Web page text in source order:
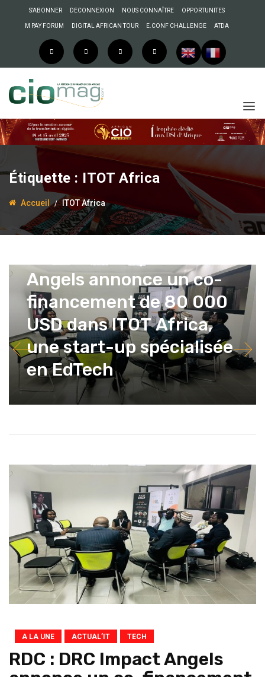
S’ABONNER DECONNEXION NOUS CONNAÎTRE OPPORTUNITES
M PAY FORUM DIGITAL AFRICAN TOUR E.CONF CHALLENGE ATDA
Étiquette : ITOT Africa
Accueil ITOT Africa
28 juin 2023 Enock Bulonza
Angels annonce un co-
financement de 80 000
USD dans ITOT Africa,
une start-up spécialisée
en EdTech
A LA UNE ACTUAL’IT TECH
RDC : DRC Impact Angels